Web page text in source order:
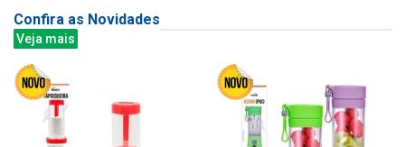
Confira as Novidades
Veja mais